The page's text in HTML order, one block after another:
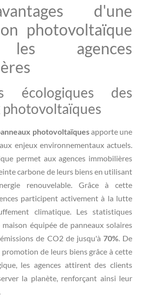
d'une
photovoltaïque
agences
écologiques des
photovoltaïques
photovoltaïquesapporte une
enjeux environnementaux actuels.
permet aux agences immobilières
carbone de leurs biens en utilisant
renouvelable. Grâce à cette
participent activement à la lutte
climatique. Les statistiques
équipée de panneaux solaires
de CO2 de jusqu'à 70%. De
promotion de leurs biens grâce à cette
les agences attirent des clients
la planète, renforçant ainsi leur